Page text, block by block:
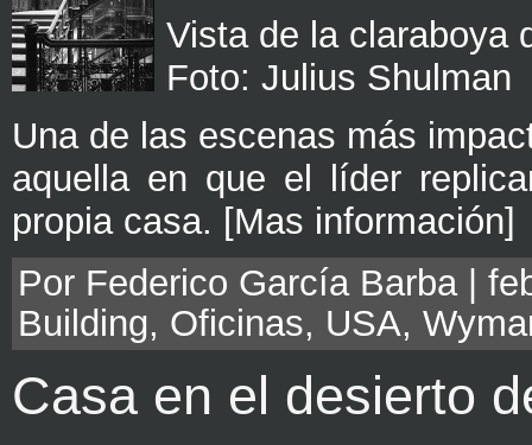
Vista de la claraboya
Foto: Julius Shulman
Una de las escenas más
aquella en que el líder
propia casa. [Mas información]
Por Federico García Barba |
Building, Oficinas, USA,
Casa en el desierto